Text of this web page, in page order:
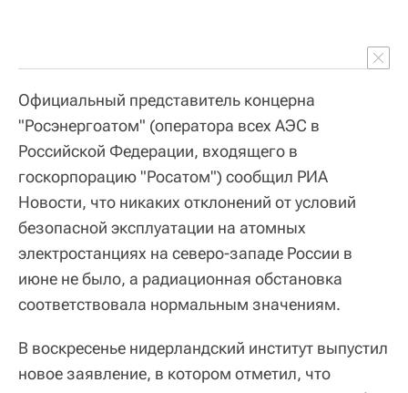
Официальный представитель концерна
"Росэнергоатом" (оператора всех АЭС в
Российской Федерации, входящего в
госкорпорацию "Росатом") сообщил РИА
Новости, что никаких отклонений от условий
безопасной эксплуатации на атомных
электростанциях на северо-западе России в
июне не было, а радиационная обстановка
соответствовала нормальным значениям.
В воскресенье нидерландский институт выпустил
новое заявление, в котором отметил, что